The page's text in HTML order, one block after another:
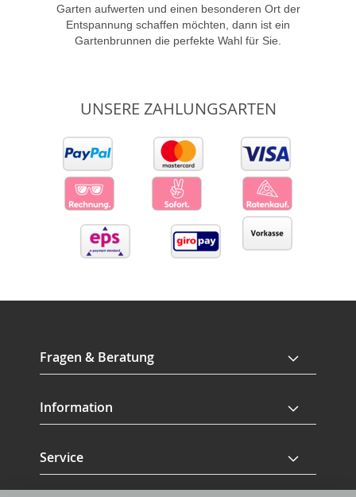
Garten aufwerten und einen besonderen Ort der
Entspannung schaffen möchten, dann ist ein
Gartenbrunnen die perfekte Wahl für Sie.
UNSERE ZAHLUNGSARTEN
Fragen & Beratung
Information
Service